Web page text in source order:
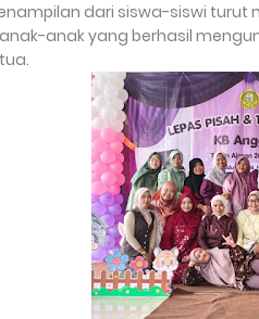
dari siswa-siswi
anak yang berhasil